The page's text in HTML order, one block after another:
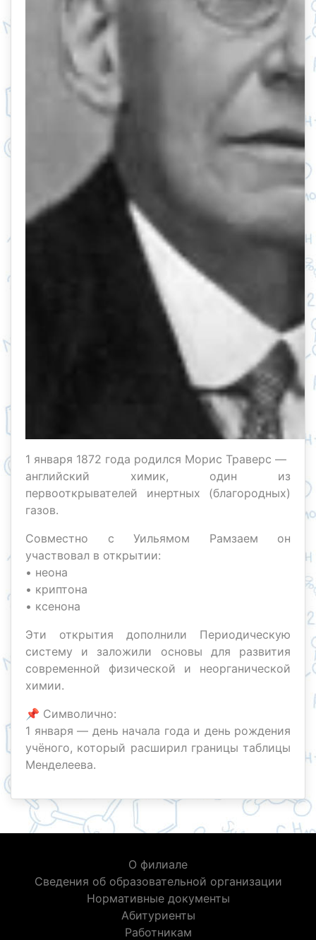
1 января 1872 года родился Морис Траверс —
английский химик, один из
первооткрывателей инертных (благородных)
газов.
Совместно с Уильямом Рамзаем он
участвовал в открытии:
• неона
• криптона
• ксенона
Эти открытия дополнили Периодическую
систему и заложили основы для развития
современной физической и неорганической
химии.
📌 Символично:
1 января — день начала года и день рождения
учёного, который расширил границы таблицы
Менделеева.
О филиале
Сведения об образовательной организации
Нормативные документы
Абитуриенты
Работникам